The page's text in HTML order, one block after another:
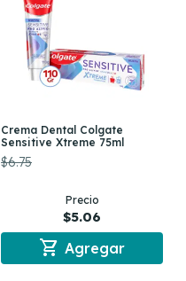
Crema Dental Colgate
Sensitive Xtreme 75ml
$6.75
Precio
$5.06
shopping_cart Agregar